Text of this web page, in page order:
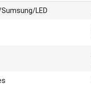
Sumsung/LED